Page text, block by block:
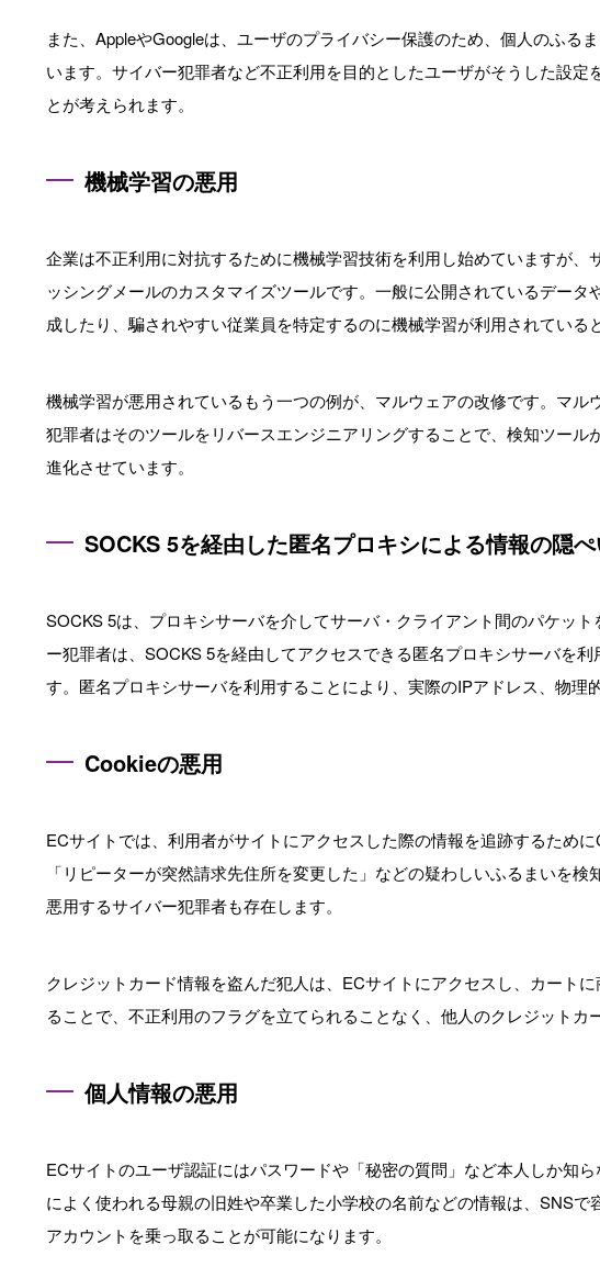
また、AppleやGoogleは、ユーザのプライバシー保護のため、個人のふ
います。サイバー犯罪者など不正利用を目的としたユーザがそうした設
とが考えられます。
機械学習の悪用
企業は不正利用に対抗するために機械学習技術を利用し始めていますが
ッシングメールのカスタマイズツールです。一般に公開されているデー
成したり、騙されやすい従業員を特定するのに機械学習が利用されている
機械学習が悪用されているもう一つの例が、マルウェアの改修です。マ
犯罪者はそのツールをリバースエンジニアリングすることで、検知ツー
進化させています。
SOCKS 5を経由した匿名プロキシによる情報の隠
SOCKS 5は、プロキシサーバを介してサーバ・クライアント間のパケッ
ー犯罪者は、SOCKS 5を経由してアクセスできる匿名プロキシサーバを
す。匿名プロキシサーバを利用することにより、実際のIPアドレス、物理
Cookieの悪用
ECサイトでは、利用者がサイトにアクセスした際の情報を追跡するため
「リピーターが突然請求先住所を変更した」などの疑わしいふるまいを
悪用するサイバー犯罪者も存在します。
クレジットカード情報を盗んだ犯人は、ECサイトにアクセスし、カート
ることで、不正利用のフラグを立てられることなく、他人のクレジットカ
個人情報の悪用
ECサイトのユーザ認証にはパスワードや「秘密の質問」など本人しか知
によく使われる母親の旧姓や卒業した小学校の名前などの情報は、SNS
アカウントを乗っ取ることが可能になります。